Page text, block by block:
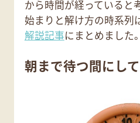
から時間が経っていると
始まりと解け方の時系列
解説記事にまとめました。
朝まで待つ間にし